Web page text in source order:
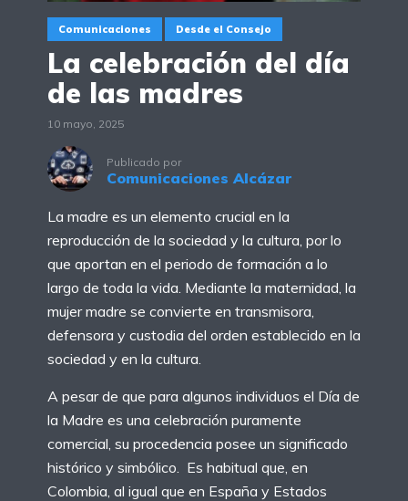
Comunicaciones Desde el Consejo
La celebración del día
de las madres
10 mayo, 2025
Publicado por
Comunicaciones Alcázar
La madre es un elemento crucial en la
reproducción de la sociedad y la cultura, por lo
que aportan en el periodo de formación a lo
largo de toda la vida. Mediante la maternidad, la
mujer madre se convierte en transmisora,
defensora y custodia del orden establecido en la
sociedad y en la cultura.
A pesar de que para algunos individuos el Día de
la Madre es una celebración puramente
comercial, su procedencia posee un significado
histórico y simbólico. Es habitual que, en
Colombia, al igual que en España y Estados